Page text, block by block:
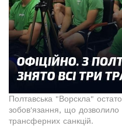
Полтавська "Ворскла"
зобов'язання, що дозволило
трансферних санкцій.